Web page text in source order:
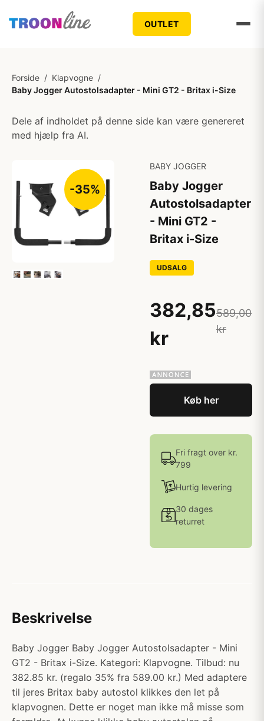
OUTLET
Forside / Klapvogne /
Baby Jogger Autostolsadapter - Mini GT2 - Britax i-Size
Dele af indholdet på denne side kan være genereret
med hjælp fra AI.
-35%
BABY JOGGER
Baby Jogger
Autostolsadapter
- Mini GT2 -
Britax i-Size
UDSALG
382,85
kr
589,00
kr
Køb her
Fri fragt over kr.
799
Hurtig levering
30 dages
returret
Beskrivelse
Baby Jogger Baby Jogger Autostolsadapter - Mini
GT2 - Britax i-Size. Kategori: Klapvogne. Tilbud: nu
382.85 kr. (regalo 35% fra 589.00 kr.) Med adaptere
til jeres Britax baby autostol klikkes den let på
klapvognen. Dette er noget man ikke må misse som